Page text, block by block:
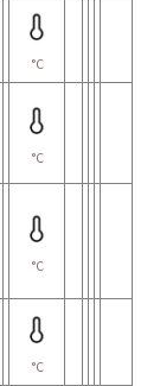
°C
°C
°C
°C